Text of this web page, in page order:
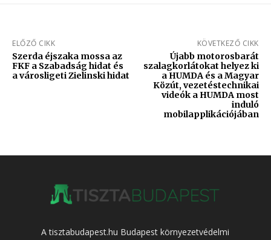
ELŐZŐ CIKK
Szerda éjszaka mossa az
FKF a Szabadság hidat és
a városligeti Zielinski hidat
KÖVETKEZŐ CIKK
Újabb motorosbarát
szalagkorlátokat helyez ki
a HUMDA és a Magyar
Közút, vezetéstechnikai
videók a HUMDA most
induló
mobilapplikációjában
A tisztabudapest.hu Budapest környezetvédelmi